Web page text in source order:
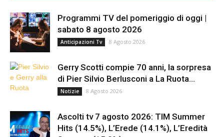
Programmi TV del pomeriggio di oggi |
sabato 8 agosto 2026
Anticipazioni Tv 8 Agosto 2026
Gerry Scotti compie 70 anni, la sorpresa
di Pier Silvio Berlusconi a La Ruota...
Notizie 8 Agosto 2026
Ascolti tv 7 agosto 2026: TIM Summer
Hits (14.5%), L’Erede (14.1%), L’Eredità